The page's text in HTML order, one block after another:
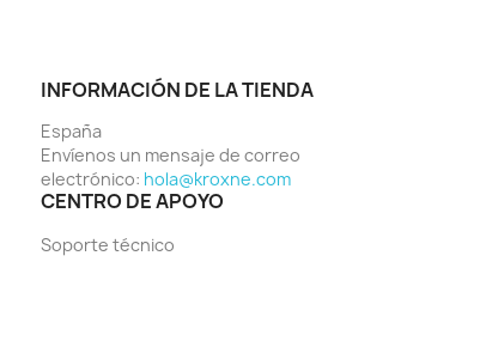
INFORMACIÓN DE LA TIENDA
España
Envíenos un mensaje de correo
electrónico: hola@kroxne.com
CENTRO DE APOYO
Soporte técnico